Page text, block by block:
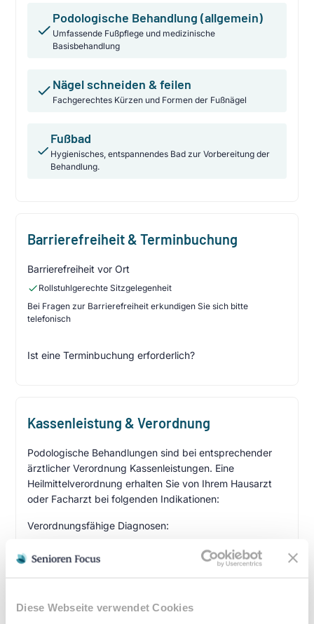
Diese Webseite verwendet Cookies
Podologische Behandlung (allgemein)
Umfassende Fußpflege und medizinische
Basisbehandlung
Nägel schneiden & feilen
Fachgerechtes Kürzen und Formen der Fußnägel
Fußbad
Hygienisches, entspannendes Bad zur Vorbereitung der
Behandlung.
Barrierefreiheit & Terminbuchung
Barrierefreiheit vor Ort
Rollstuhlgerechte Sitzgelegenheit
Bei Fragen zur Barrierefreiheit erkundigen Sie sich bitte
telefonisch
Ist eine Terminbuchung erforderlich?
Kassenleistung & Verordnung
Podologische Behandlungen sind bei entsprechender
ärztlicher Verordnung Kassenleistungen. Eine
Heilmittelverordnung erhalten Sie von Ihrem Hausarzt
oder Facharzt bei folgenden Indikationen:
Verordnungsfähige Diagnosen:
Durchblutungsstörungen der Füße
Sensibilitätsstörungen